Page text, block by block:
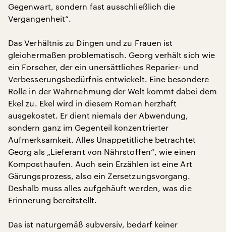
Gegenwart, sondern fast ausschließlich die
Vergangenheit“.
Das Verhältnis zu Dingen und zu Frauen ist
gleichermaßen problematisch. Georg verhält sich wie
ein Forscher, der ein unersättliches Reparier- und
Verbesserungsbedürfnis entwickelt. Eine besondere
Rolle in der Wahrnehmung der Welt kommt dabei dem
Ekel zu. Ekel wird in diesem Roman herzhaft
ausgekostet. Er dient niemals der Abwendung,
sondern ganz im Gegenteil konzentrierter
Aufmerksamkeit. Alles Unappetitliche betrachtet
Georg als „Lieferant von Nährstoffen“, wie einen
Komposthaufen. Auch sein Erzählen ist eine Art
Gärungsprozess, also ein Zersetzungsvorgang.
Deshalb muss alles aufgehäuft werden, was die
Erinnerung bereitstellt.
Das ist naturgemäß subversiv, bedarf keiner